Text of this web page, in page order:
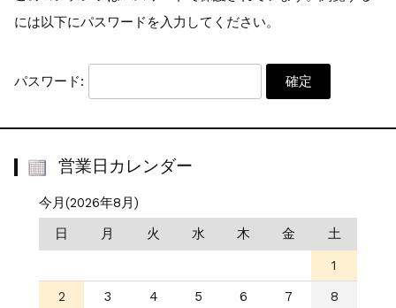
には以下にパスワードを入力してください。
パスワード:
営業日カレンダー
今月(2026年8月)
日
月 火 水 木 金
土
1
2
3 4 5 6 7
8